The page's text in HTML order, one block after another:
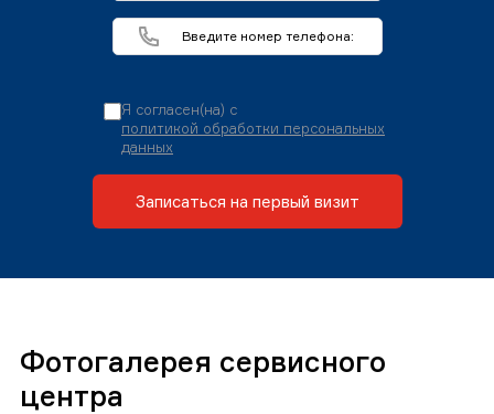
Я согласен(на) с
политикой обработки персональных
данных
Записаться на первый визит
Фотогалерея сервисного
центра